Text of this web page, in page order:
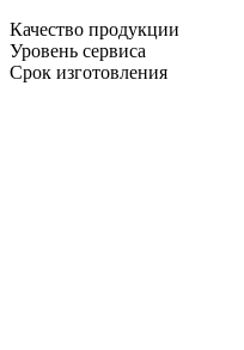
Качество продукции
Уровень сервиса
Срок изготовления